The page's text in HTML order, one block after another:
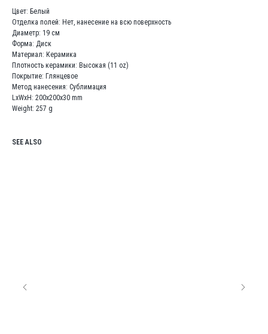
Цвет: Белый
Отделка полей: Нет, нанесение на всю поверхность
Диаметр: 19 см
Форма: Диск
Материал: Керамика
Плотность керамики: Высокая (11 oz)
Покрытие: Глянцевое
Метод нанесения: Сублимация
LxWxH: 200x200x30 mm
Weight: 257 g
SEE ALSO